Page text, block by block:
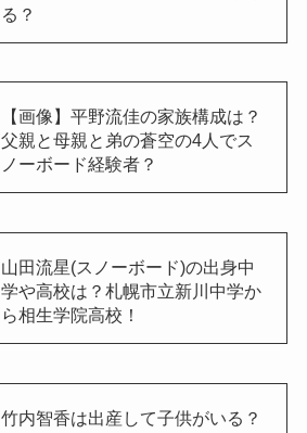
る？
【画像】平野流佳の家族構成は？
父親と母親と弟の蒼空の4人でス
ノーボード経験者？
山田流星(スノーボード)の出身中
学や高校は？札幌市立新川中学か
ら相生学院高校！
竹内智香は出産して子供がいる？